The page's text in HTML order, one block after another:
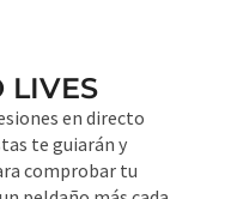
LIVES
en directo
te guiarán y
comprobar tu